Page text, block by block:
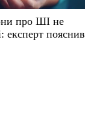
про ШІ не
експерт пояснив